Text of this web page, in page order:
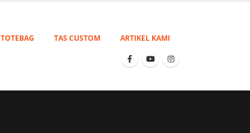
TOTEBAG TAS CUSTOM ARTIKEL KAMI